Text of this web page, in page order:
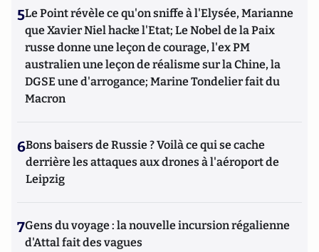
5Le Point révèle ce qu'on sniffe à l'Elysée, Marianne
que Xavier Niel hacke l'Etat; Le Nobel de la Paix
russe donne une leçon de courage, l'ex PM
australien une leçon de réalisme sur la Chine, la
DGSE une d'arrogance; Marine Tondelier fait du
Macron
6Bons baisers de Russie ? Voilà ce qui se cache
derrière les attaques aux drones à l'aéroport de
Leipzig
7Gens du voyage : la nouvelle incursion régalienne
d'Attal fait des vagues